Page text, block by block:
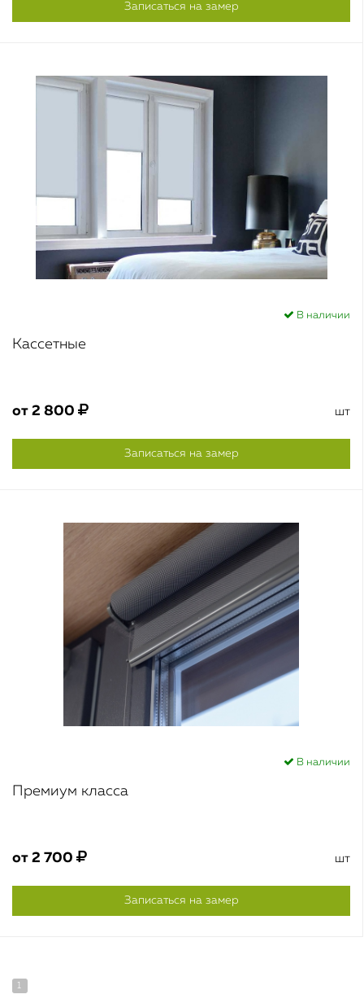
Записаться на замер
В наличии
Кассетные
от 2 800 шт
Записаться на замер
В наличии
Премиум класса
от 2 700 шт
Записаться на замер
1